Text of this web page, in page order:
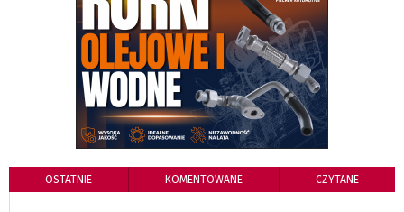
OSTATNIE KOMENTOWANE CZYTANE